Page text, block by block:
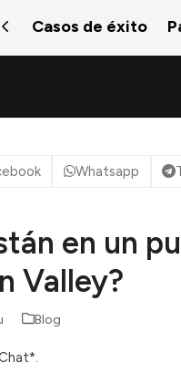
Casos de éxito
Whatsapp
en un
Valley?
Blog